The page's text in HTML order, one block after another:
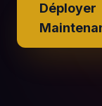
Déployer